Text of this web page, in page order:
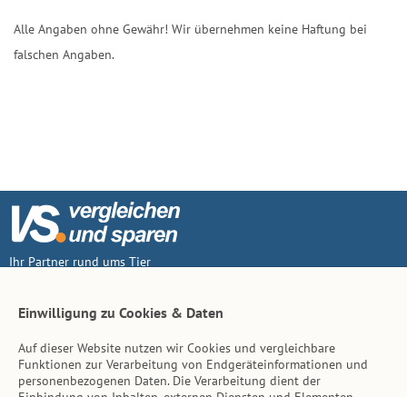
Alle Angaben ohne Gewähr! Wir übernehmen keine Haftung bei
falschen Angaben.
Ihr Partner rund ums Tier
Inhalt
Tierarzt-Suche
Einwilligung zu Cookies & Daten
Auf dieser Website nutzen wir Cookies und vergleichbare
Funktionen zur Verarbeitung von Endgeräteinformationen und
personenbezogenen Daten. Die Verarbeitung dient der